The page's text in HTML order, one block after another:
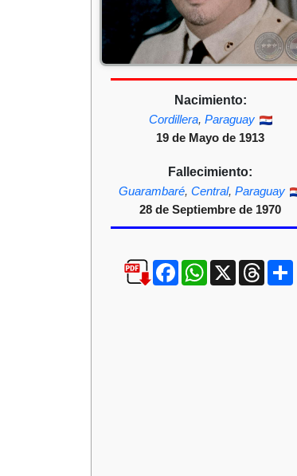
Nacimiento:
Cordillera, Paraguay
19 de Mayo de 1913
Fallecimiento:
Guarambaré, Central, Paraguay
28 de Septiembre de 1970
FacebookWhatsApp
X